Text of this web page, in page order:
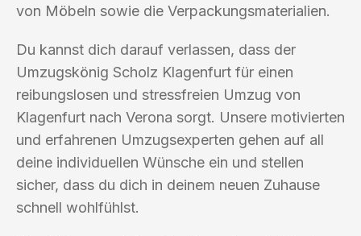
von Möbeln sowie die Verpackungsmaterialien.
Du kannst dich darauf verlassen, dass der
Umzugskönig Scholz Klagenfurt für einen
reibungslosen und stressfreien Umzug von
Klagenfurt nach Verona sorgt. Unsere motivierten
und erfahrenen Umzugsexperten gehen auf all
deine individuellen Wünsche ein und stellen
sicher, dass du dich in deinem neuen Zuhause
schnell wohlfühlst.